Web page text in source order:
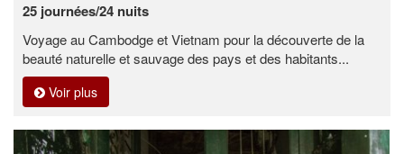
25 journées/24 nuits
Voyage au Cambodge et Vietnam pour la découverte de la
beauté naturelle et sauvage des pays et des habitants...
Voir plus